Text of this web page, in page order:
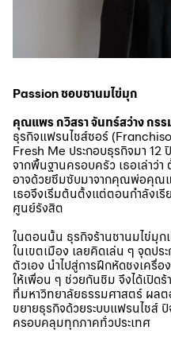
Passion ชอบชานมไข่มุก
คุณแพร กวิสรา จันทร์สว่าง กร
ธุรกิจแฟรนไชส์ซอร์
Fresh Me ประกอบธุรกิจมา 12
จากพื้นฐานครอบครัว เธอเล่าว่
อาจด้วยซึมซับมาจากคุณพ่อคุณ
เธอจึงเริ่มต้นตั้งแต่ตอนกำลังเ
ศูนย์รังสิต
ในตอนนั้น ธุรกิจร้านชานมไข่มุ
ในเขตเมือง เลยคิดเล่น ๆ จุดปร
ตัวเอง นำไปสู่การฝึกหัดชงเครื่
ให้เพื่อน ๆ ช่วยกันชิม จึงได้เปิดร้
ที่มหาวิทยาลัยธรรมศาสตร์ ผล
ขยายธุรกิจด้วยระบบแฟรนไชส์
ครอบคลุมทุกภาคทั่วประเทศ